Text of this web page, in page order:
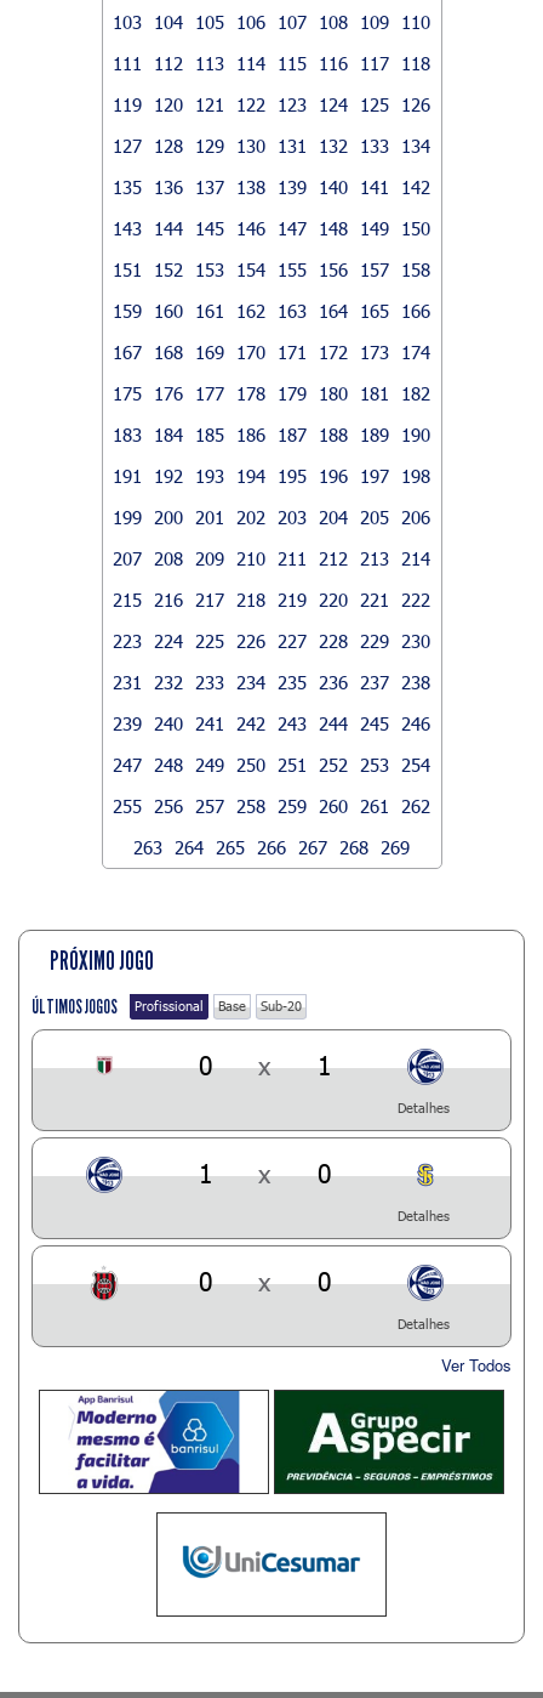
103
104 105 106 107 108 109
110
111
112 113 114 115 116 117
118
119
120 121 122 123 124 125
126
127
128 129 130 131 132 133
134
135
136 137 138 139 140 141
142
143
144 145 146 147 148 149
150
151
152 153 154 155 156 157
158
159
160 161 162 163 164 165
166
167
168 169 170 171 172 173
174
175
176 177 178 179 180 181
182
183
184 185 186 187 188 189
190
191
192 193 194 195 196 197
198
199
200 201 202 203 204 205
206
207
208 209 210 211 212 213
214
215
216 217 218 219 220 221
222
223
224 225 226 227 228 229
230
231
232 233 234 235 236 237
238
239
240 241 242 243 244 245
246
247
248 249 250 251 252 253
254
255
256 257 258 259 260 261
262
263
264 265 266 267 268 269
PRÓXIMO JOGO
ÚLTIMOS JOGOS Profissional Base Sub-20
0 x 1
Detalhes
1 x 0
Detalhes
0 x 0
Detalhes
Ver Todos